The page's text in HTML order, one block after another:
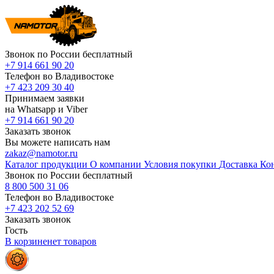
Звонок по России бесплатный
+7 914 661 90 20
Телефон во Владивостоке
+7 423 209 30 40
Принимаем заявки
на Whatsapp и Viber
+7 914 661 90 20
Заказать звонок
Вы можете написать нам
zakaz@namotor.ru
Каталог продукции О компании Условия покупки Доставка
Звонок по России бесплатный
8 800 500 31 06
Телефон во Владивостоке
+7 423 202 52 69
Заказать звонок
Гость
В корзиненет товаров